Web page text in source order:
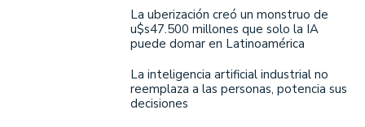
La uberización creó un monstruo de
u$s47.500 millones que solo la IA
puede domar en Latinoamérica
La inteligencia artificial industrial no
reemplaza a las personas, potencia sus
decisiones